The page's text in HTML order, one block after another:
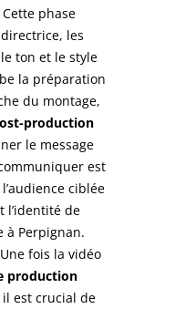
Cette phase
les
ton et le style
la préparation
du montage,
production
le message
est
ciblée
l’identité de
à Perpignan.
Une fois la vidéo
production
il est crucial de